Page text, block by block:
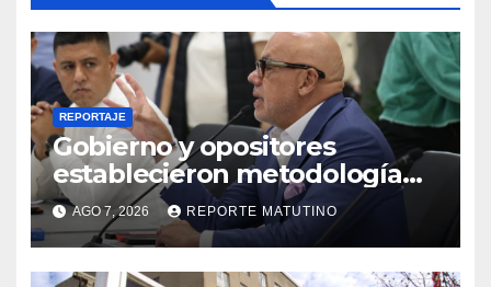
REPORTAJE
Gobierno y opositores
establecieron metodología
para el proceso de diálogo en
Venezuela
AGO 7, 2026 REPORTE MATUTINO